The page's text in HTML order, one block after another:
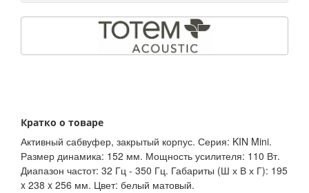
Кратко о товаре
Активный сабвуфер, закрытый корпус. Серия: KIN Mini.
Размер динамика: 152 мм. Мощность усилителя: 110 Вт.
Диапазон частот: 32 Гц - 350 Гц. Габариты (Ш х В х Г): 195
x 238 x 256 мм. Цвет: белый матовый.